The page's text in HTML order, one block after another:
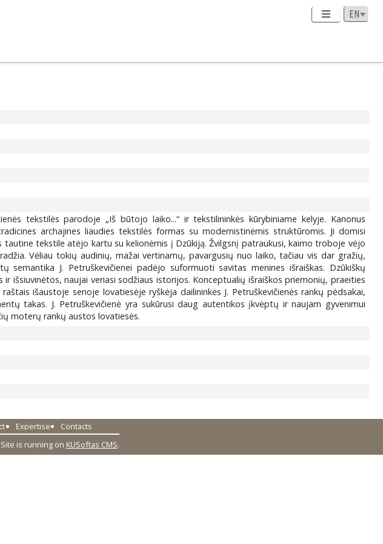
tekstilės parodoje „Iš būtojo laiko...“ ir tekstilininkės kūrybiniame kelyje. Kanonus
archajines liaudies tekstilės formas su modernistinėmis struktūromis. Ji domisi
tekstile atėjo kartu su kelionėmis į Dzūkiją. Žvilgsnį patraukusi, kaimo troboje vėjo
Vėliau tokių audinių, mažai vertinamų, pavargusių nuo laiko, tačiau vis dar gražių,
J. Petruškevičienei padėjo suformuoti savitas menines išraiškas. Dzūkiškų
išsiuvinėtos, naujai veriasi sodžiaus istorijos. Konceptualių išraiškos priemonių, praeities
išaustoje senoje lovatiesėje ryškėja dailininkės J. Petruškevičienės rankų pėdsakai,
takas. J. Petruškevičienė yra sukūrusi daug autentikos įkvėptų ir naujam gyvenimui
moterų rankų austos lovatiesės.
Expertise
Contacts
Site is running on KUSoftas CMS.